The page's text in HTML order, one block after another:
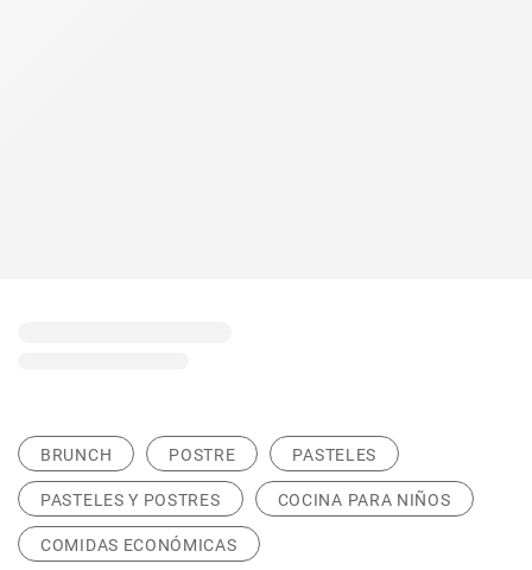
BRUNCH POSTRE PASTELES
PASTELES Y POSTRES COCINA PARA NIÑOS
COMIDAS ECONÓMICAS